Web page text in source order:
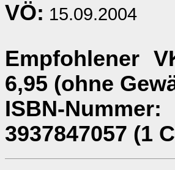
VÖ: 15.09.2004
Empfohlener
6,95 (ohne
ISBN-Nummer:
3937847057 (1